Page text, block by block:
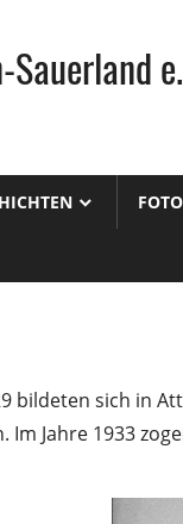
bildeten sich in
Im Jahre 1933